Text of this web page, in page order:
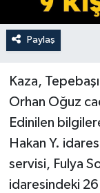
Paylaş
Kaza,
Orhan Oğuz
Edinilen
Hakan Y.
servisi, Fulya
idaresindeki 26